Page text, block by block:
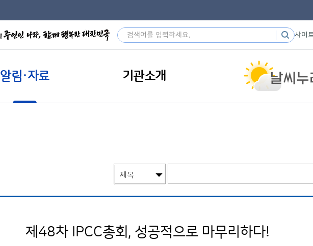
사이
알림·자료 기관소개
제48차 IPCC총회, 성공적으로 마무리하다!